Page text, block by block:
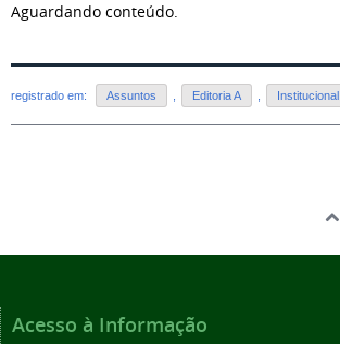
Aguardando conteúdo.
registrado em: Assuntos Editoria A Institucional
Acesso à Informação